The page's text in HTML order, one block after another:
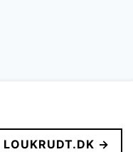
LOUKRUDT.DK →